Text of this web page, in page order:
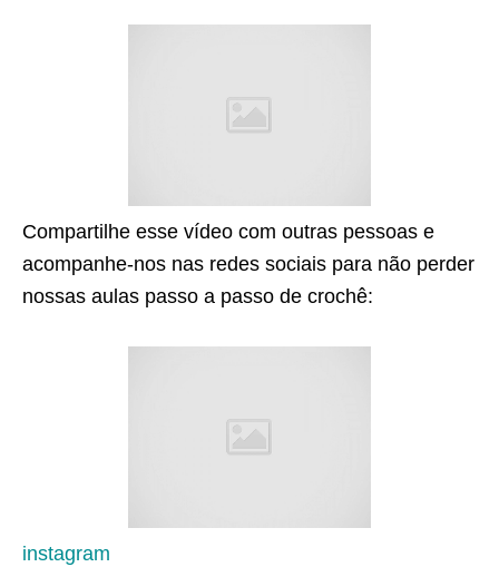
Compartilhe esse vídeo com outras pessoas e
acompanhe-nos nas redes sociais para não perder
nossas aulas passo a passo de crochê:
instagram